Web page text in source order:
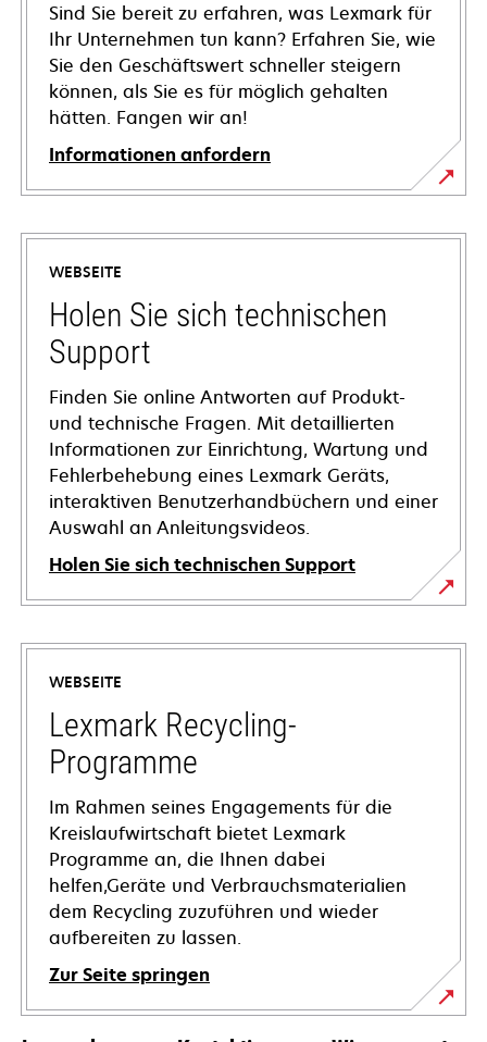
Sind Sie bereit zu erfahren, was Lexmark für
Ihr Unternehmen tun kann? Erfahren Sie, wie
Sie den Geschäftswert schneller steigern
können, als Sie es für möglich gehalten
hätten. Fangen wir an!
Informationen anfordern
WEBSEITE
Holen Sie sich technischen
Support
Finden Sie online Antworten auf Produkt-
und technische Fragen. Mit detaillierten
Informationen zur Einrichtung, Wartung und
Fehlerbehebung eines Lexmark Geräts,
interaktiven Benutzerhandbüchern und einer
Auswahl an Anleitungsvideos.
Holen Sie sich technischen Support
wird
in
neuen
Registerkarte
geöffnet
WEBSEITE
Lexmark Recycling-
Programme
Im Rahmen seines Engagements für die
Kreislaufwirtschaft bietet Lexmark
Programme an, die Ihnen dabei
helfen,Geräte und Verbrauchsmaterialien
dem Recycling zuzuführen und wieder
aufbereiten zu lassen.
Zur Seite springen